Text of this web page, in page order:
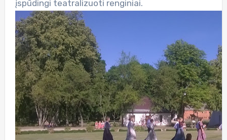
įspūdingi teatralizuoti renginiai.